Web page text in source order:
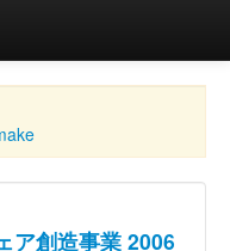
ア創造事業 2006